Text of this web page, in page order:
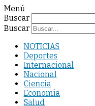
Menú
Buscar
Buscar
NOTICIAS
Deportes
Internacional
Nacional
Ciencia
Economia
Salud